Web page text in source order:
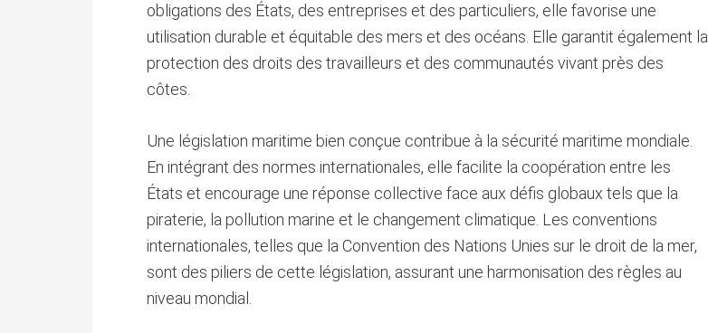
obligations des États, des entreprises et des particuliers, elle favorise une
utilisation durable et équitable des mers et des océans. Elle garantit également la
protection des droits des travailleurs et des communautés vivant près des
côtes.
Une législation maritime bien conçue contribue à la sécurité maritime mondiale.
En intégrant des normes internationales, elle facilite la coopération entre les
États et encourage une réponse collective face aux défis globaux tels que la
piraterie, la pollution marine et le changement climatique. Les conventions
internationales, telles que la Convention des Nations Unies sur le droit de la mer,
sont des piliers de cette législation, assurant une harmonisation des règles au
niveau mondial.